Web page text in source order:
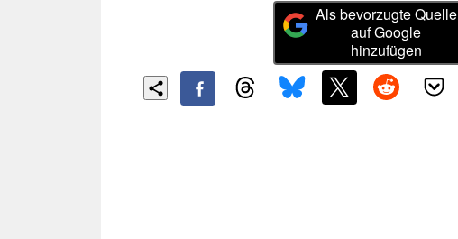
Als bevorzugte Quelle
auf Google
hinzufügen